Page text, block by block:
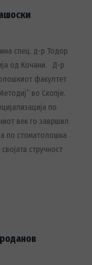
спец. д-р Тодор
од Кочани. Д-р
факултет
во Скопје.
по
век го завршил
по стоматолошка
стручност